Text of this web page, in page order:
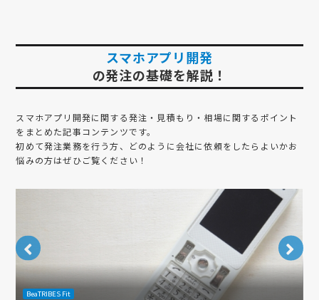
スマホアプリ開発
の発注の基礎を解説！
スマホアプリ開発に関する発注・見積もり・相場に関するポイント
をまとめた記事コンテンツです。
初めて発注業務を行う方、どのように会社に依頼をしたらよいかお
悩みの方はぜひご覧ください！
BeaTRIBES Fit